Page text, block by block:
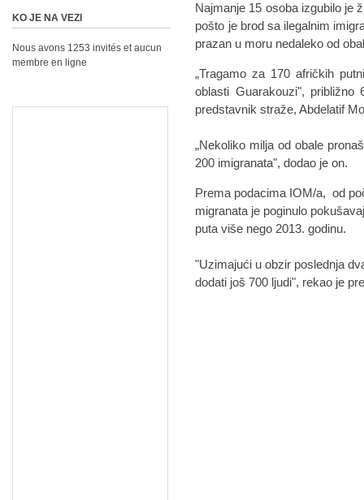
Najmanje 15 osoba izgubilo je
pošto je brod sa ilegalnim
prazan u moru nedaleko od
„Tragamo za 170 afričkih
oblasti Guarakouzi",
predstavnik straže, Abdelatif
„Nekoliko milja od obale
200 imigranata", dodao je on.
Prema podacima IOM/a, od
migranata je poginulo
puta više nego 2013. godinu.
"Uzimajući u obzir poslednja
dodati još 700 ljudi", rekao je
KO JE NA VEZI
Nous avons 1253 invités et aucun
membre en ligne